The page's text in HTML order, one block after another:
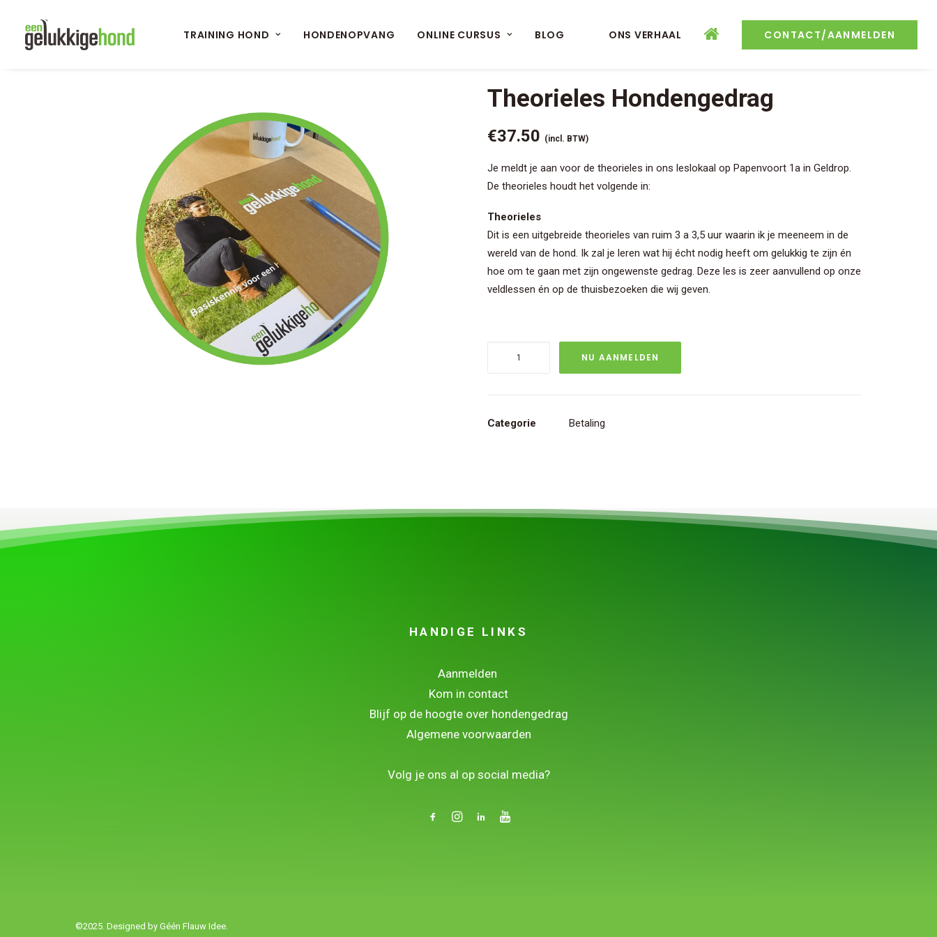
TRAINING HOND HONDENOPVANG ONLINE CURSUS BLOG ONS VERHAAL CONTACT/AANMELDEN
Theorieles Hondengedrag
€37.50 (incl. BTW)
Je meldt je aan voor de theorieles in ons leslokaal op Papenvoort 1a in Geldrop.
De theorieles houdt het volgende in:
Theorieles
Dit is een uitgebreide theorieles van ruim 3 a 3,5 uur waarin ik je meeneem in de
wereld van de hond. Ik zal je leren wat hij écht nodig heeft om gelukkig te zijn én
hoe om te gaan met zijn ongewenste gedrag. Deze les is zeer aanvullend op onze
veldlessen én op de thuisbezoeken die wij geven.
NU AANMELDEN
Categorie Betaling
HANDIGE LINKS
Aanmelden
Kom in contact
Blijf op de hoogte over hondengedrag
Algemene voorwaarden
Volg je ons al op social media?
©2025. Designed by Géén Flauw Idee.